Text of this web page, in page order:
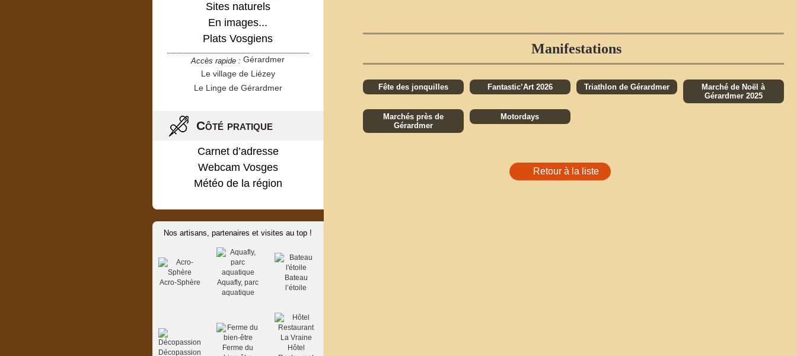
Sites naturels
En images...
Plats Vosgiens
Accès rapide : Gérardmer
Le village de Liézey
Le Linge de Gérardmer
Côté pratique
Carnet d’adresse
Webcam Vosges
Météo de la région
Nos artisans, partenaires et visites au top !
Acro-Sphère
Aquafly, parc
aquatique
Bateau
l’étoile
Décopassion
Ferme du
Hôtel
Manifestations
Fête des jonquilles Fantastic’Art 2026 Triathlon de Gérardmer
Marché de Noël à
Gérardmer 2025
Marchés près de
Gérardmer
Motordays
Retour à la liste